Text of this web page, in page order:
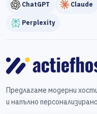
ChatGPT Claude
Perplexity
Предлагаме модерни
и напълно